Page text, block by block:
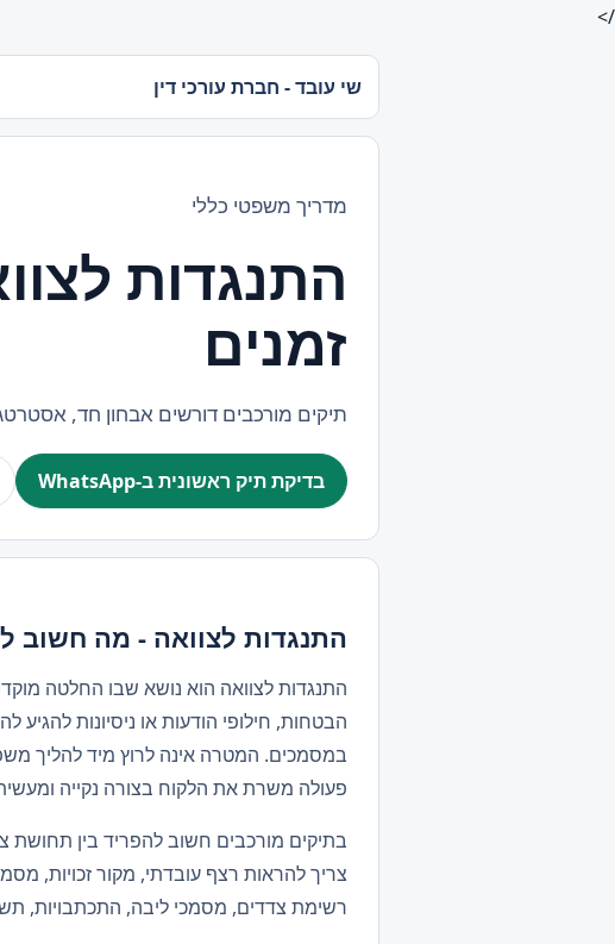
/>
שי עובד - חברת עורכי דין
מדריך משפטי כללי
התנגדות
זמנים
תיקים מורכבים דורשים אבחון חד,
בדיקת תיק ראשונית ב-WhatsApp
התנגדות לצוואה - מה חשוב
התנגדות לצוואה הוא נושא שבו החלטה
הבטחות, חילופי הודעות או ניסיונות
במסמכים. המטרה אינה לרוץ מיד להליך
פעולה משרת את הלקוח בצורה נקייה
בתיקים מורכבים חשוב להפריד בין תחושת
צריך להראות רצף עובדתי, מקור זכויות,
רשימת צדדים, מסמכי ליבה, התכתבויות,